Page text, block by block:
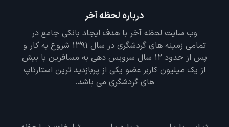
درباره لحظه آخر
وب سایت لحظه آخر با هدف ایجاد بانکی جامع در
تمامی زمینه های گردشگری در سال 1391 شروع به کار و
پس از حدود 12 سال سرویس دهی به مسافرین با بیش
از یک میلیون کاربر عضو یکی از پربازدید ترین استارتاپ
های گردشگری می باشد.